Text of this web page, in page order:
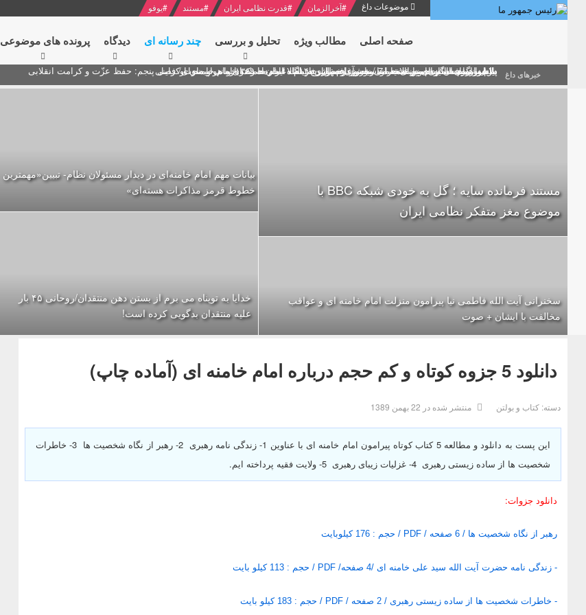
موضوعات داغ #آخرالزمان #قدرت نظامی ایران #مستند #یوفو
صفحه اصلی مطالب ویژه تحلیل و بررسی چند رسانه ای دیدگاه‌ پرونده های موضوعی
خبرهای داغ منشور گفتمان امام و انقلاب - 7 /بخش دوم : شرح پیام ۱۰ خرداد ۱۳۶۹ امام خامنه ای/ فصل پنجم: حفظ عزّت و کرامت انقلابی
بازخوانی افشاگری سپهبد محمود منصور افسر ارشد اطلاعات مصر درباره هواپیمای اوکراینی
دلایل اهمیت سیزدهمین انتخابات ریاست جمهوری از نگاه امام خامنه ای
بیانات امام خامنه ای در سخنرانی نوروزی خطاب به ملت ایران + نکته خوانی و صوت
پیام نوروزی امام خامنه ای به مناسبت آغاز سال ۱۴۰۰
مستند فرمانده سایه ؛ گل به خودی شبکه BBC با
موضوع مغز متفکر نظامی ایران
سخنرانی آیت الله فاطمی نیا پیرامون منزلت امام خامنه ای و عواقب
مخالفت با ایشان + صوت
بیانات مهم امام خامنه‌ای در دیدار مسئولان نظام- تبیین«مهمترین
خطوط قرمز مذاکرات هسته‌ای»
خدایا به توپناه می برم از بستن دهن منتقدان/روحانی ۴۵ بار
علیه منتقدان بدگویی کرده است!
دانلود 5 جزوه كوتاه و كم حجم درباره امام خامنه ای (آماده چاپ)
دسته: کتاب و بولتن منتشر شده در 22 بهمن 1389
این پست به دانلود و مطالعه 5 کتاب کوتاه پیرامون امام خامنه ای با عناوین 1- زندگی نامه رهبری 2- رهبر از نگاه شخصيت ها 3- خاطرات
شخصيت ها از ساده زيستی رهبری 4- غزليات زيبای رهبری 5- ولايت فقيه پرداخته ایم.
دانلود جزوات:
رهبر از نگاه شخصيت ها / 6 صفحه / PDF / حجم : 176 کیلوبایت
- زندگی نامه حضرت آيت الله سيد علی خامنه ای /4 صفحه/ PDF / حجم : 113 کیلو بایت
- خاطرات شخصيت ها از ساده زيستی رهبری / 2 صفحه / PDF / حجم : 183 كيلو بايت